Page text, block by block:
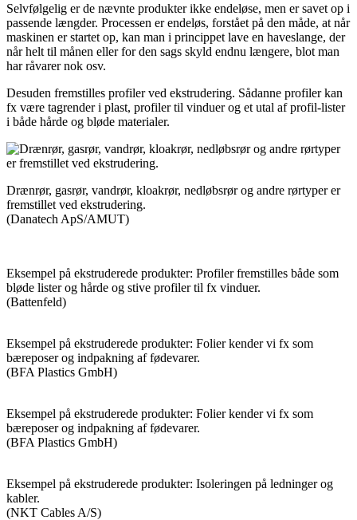
Selvfølgelig er de nævnte produkter ikke endeløse, men er savet op i
passende længder. Processen er endeløs, forstået på den måde, at når
maskinen er startet op, kan man i princippet lave en haveslange, der
når helt til månen eller for den sags skyld endnu længere, blot man
har råvarer nok osv.
Desuden fremstilles profiler ved ekstrudering. Sådanne profiler kan
fx være tagrender i plast, profiler til vinduer og et utal af profil-lister
i både hårde og bløde materialer.
Drænrør, gasrør, vandrør, kloak­rør, nedløbsrør og andre rørtyper er
fremstillet ved ekstrudering.
(Danatech ApS/AMUT)
Eksempel på ekstruderede produkter: Profiler fremstilles både som
bløde lister og hårde og stive profiler til fx vinduer.
(Battenfeld)
Eksempel på ekstruderede produkter: Folier kender vi fx som
bæreposer og indpakning af fødevarer.
(BFA Plastics GmbH)
Eksempel på ekstruderede produkter: Folier kender vi fx som
bæreposer og indpakning af fødevarer.
(BFA Plastics GmbH)
Eksempel på ekstruderede produkter: Isoleringen på ledninger og
kabler.
(NKT Cables A/S)